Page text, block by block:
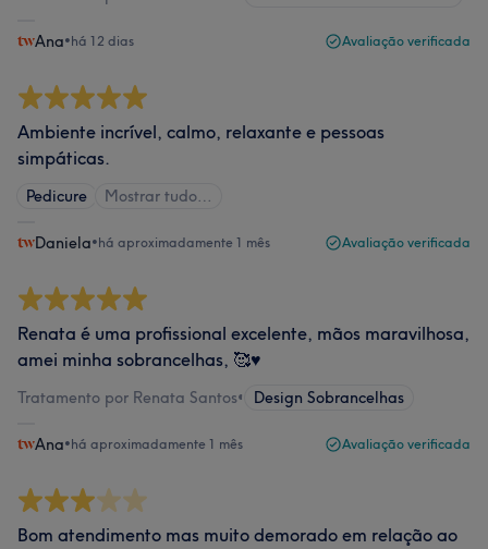
Ana•há 12 dias Avaliação verificada
Ambiente incrível, calmo, relaxante e pessoas
simpáticas.
Pedicure Mostrar tudo…
Daniela•há aproximadamente 1 mês Avaliação verificada
Renata é uma profissional excelente, mãos maravilhosa,
amei minha sobrancelhas, 🥰♥️
Tratamento por Renata Santos• Design Sobrancelhas
Ana•há aproximadamente 1 mês Avaliação verificada
Bom atendimento mas muito demorado em relação ao